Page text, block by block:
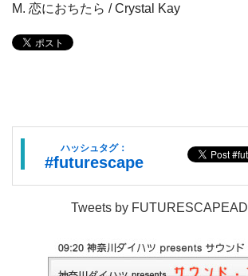
M. 恋におちたら / Crystal Kay
ハッシュタグ：
#futurescape
Tweets by FUTURESCAPEAD